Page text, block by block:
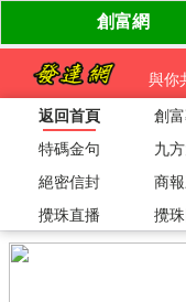
與你
返回首頁
創
特碼金句
九
絕密信封
商
攪珠直播
攪